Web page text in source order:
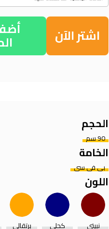
اشتر الآن
الحجم
90 سم
الخامة
بي في سي
اللون
نبيتي كحلي برتقالي